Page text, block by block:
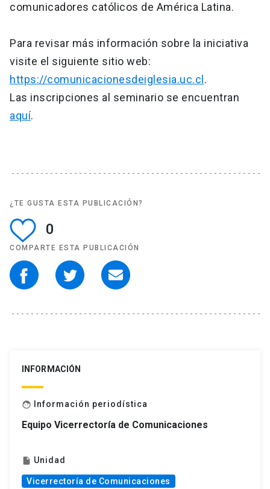
comunicadores católicos de América Latina.
Para revisar más información sobre la iniciativa
visite el siguiente sitio web:
https://comunicacionesdeiglesia.uc.cl .
Las inscripciones al seminario se encuentran
aquí.
¿TE GUSTA ESTA PUBLICACIÓN?
0
COMPARTE ESTA PUBLICACIÓN
INFORMACIÓN
face Información periodística
Equipo Vicerrectoría de Comunicaciones
insert_drive_file Unidad
Vicerrectoría de Comunicaciones